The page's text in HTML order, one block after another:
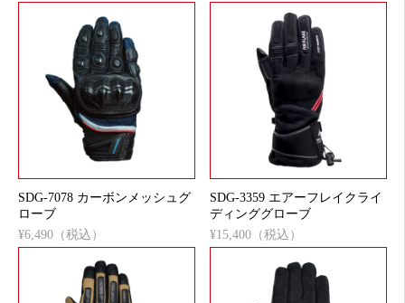
SDG-7078 カーボンメッシュグ
ローブ
¥6,490（税込）
SDG-3359 エアーフレイクライ
ディンググローブ
¥15,400（税込）